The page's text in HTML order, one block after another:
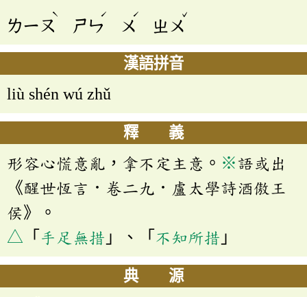
ㄌㄧㄡ
ˋ
ㄕㄣ
ˊ
ㄨ
ˊ
ㄓㄨ
ˇ
漢語拼音
liù shén wú zhǔ
釋 義
形容心慌意亂，拿不定主意。 ※語或出
《醒世恆言．卷二九．盧太學詩酒傲王
侯》。
△ 「 手足無措 」、「 不知所措 」
典 源